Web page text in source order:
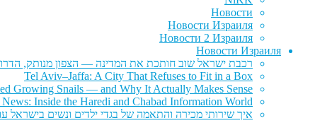
Новости
Новости Израиля
Новости 2 Израиля
Новости Израиля
רכבת ישראל שוב חותכת את המדינה — הצפון מנותק,
Tel Aviv–Jaffa: A City That Refuses to Fit in a Box
Growing Snails — and Why It Actually Makes Sense
Inside the Haredi and Chabad Information World
איך שירותי מכירה והתאמה של בגדי ילדים ונשים בישראל